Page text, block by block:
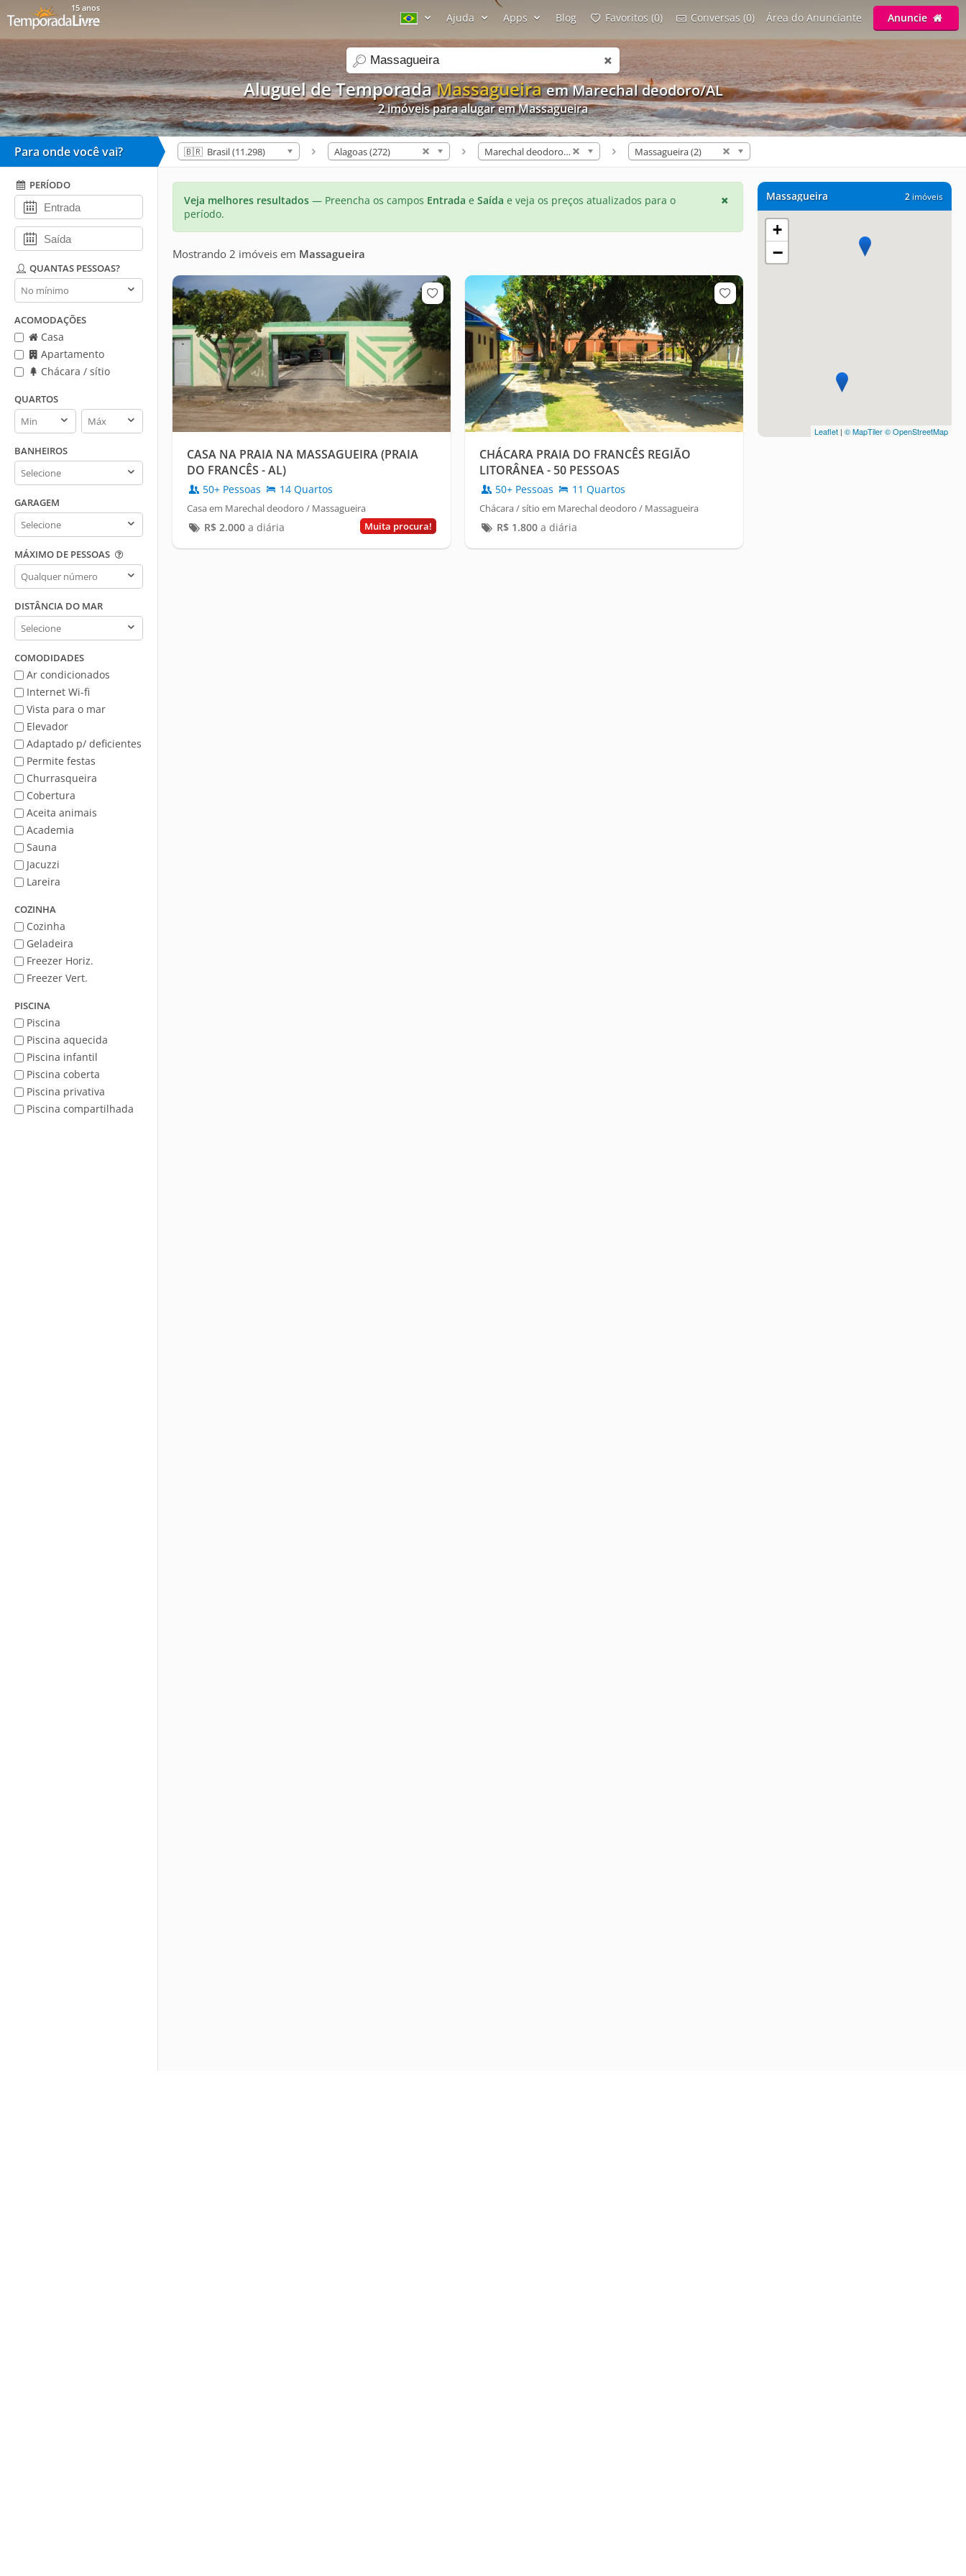
Aluguel de TemporadaMassagueira em Marechal deodoro/AL
2 imóveis para alugar em Massagueira
search
15 anos
Ajuda Apps Blog Favoritos (0) Conversas (0) Área do Anunciante Anuncie
Para onde você vai? 🇧🇷 Brasil (11.298) Alagoas (272) Marechal deodoro (8) Massagueira (2)
PERÍODO
QUANTAS PESSOAS?
Quantas
pessoas?
ACOMODAÇÕES
Casa
Apartamento
Chácara / sítio
QUARTOS
Quartos
min
Quartos
max
BANHEIROS
Banheiros
GARAGEM
Garagem
MÁXIMO DE PESSOAS
Máximo
de
pessoas
DISTÂNCIA DO MAR
Distância
do
Mar
COMODIDADES
Ar condicionados
Internet Wi-fi
Vista para o mar
Elevador
Adaptado p/ deficientes
Permite festas
Churrasqueira
Cobertura
Aceita animais
Academia
Sauna
Jacuzzi
Lareira
COZINHA
Cozinha
Geladeira
Freezer Horiz.
Freezer Vert.
PISCINA
Piscina
Piscina aquecida
Piscina infantil
Piscina coberta
Piscina privativa
Piscina compartilhada
2 imóveis
Massagueira
+
−
Leaflet | © MapTiler© OpenStreetMap
Veja melhores resultados — Preencha os campos Entrada e Saída e veja os preços atualizados para o
período.
Mostrando 2 imóveis em Massagueira
CASA NA PRAIA NA MASSAGUEIRA (PRAIA
DO FRANCÊS - AL)
50+ Pessoas 14 Quartos
Casa em Marechal deodoro / Massagueira
Muita procura!
R$ 2.000a diária
CHÁCARA PRAIA DO FRANCÊS REGIÃO
LITORÂNEA - 50 PESSOAS
50+ Pessoas 11 Quartos
Chácara / sítio em Marechal deodoro / Massagueira
R$ 1.800a diária